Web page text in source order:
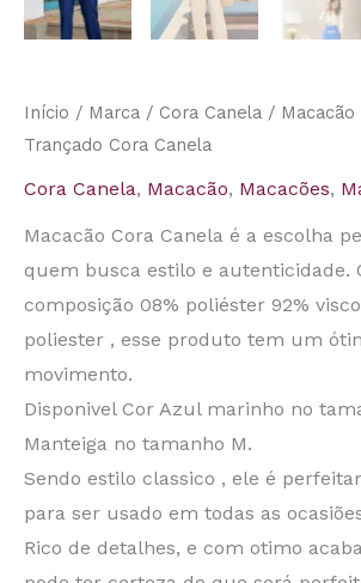
Início / Marca / Cora Canela /
Trançado Cora Canela
Cora Canela, Macacão, Macacões,
Macacão Cora Canela é a escolha
quem busca estilo e autenticidade.
composição 08% poliéster 92%
poliester , esse produto tem um
movimento.
Disponivel Cor Azul marinho no
Manteiga no tamanho M.
Sendo estilo classico , ele é
para ser usado em todas as
Rico de detalhes, e com otimo